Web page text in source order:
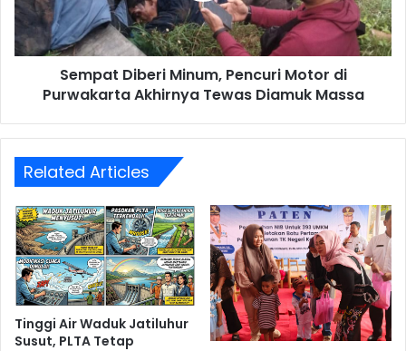
Purwakarta
Akhirnya
Tewas
Massa
Sempat Diberi Minum, Pencuri Motor di
Purwakarta Akhirnya Tewas Diamuk Massa
Related Articles
Tinggi Air Waduk Jatiluhur
Susut, PLTA Tetap